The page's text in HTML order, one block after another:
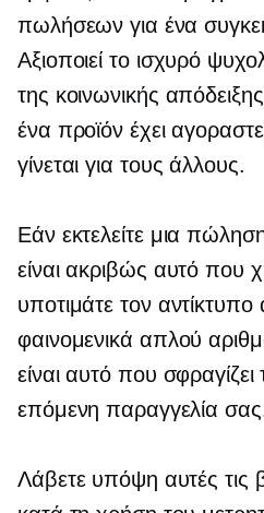
πωλήσεων για ένα
Αξιοποιεί το ισχυρό
της κοινωνικής
ένα προϊόν έχει
γίνεται για τους άλλους.
Εάν εκτελείτε μια
είναι ακριβώς αυτό που
υποτιμάτε τον αντίκτυπο
φαινομενικά απλού
είναι αυτό που
επόμενη παραγγελία
Λάβετε υπόψη αυτές τις